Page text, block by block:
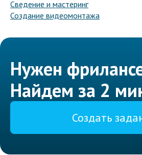
Сведение и мастеринг
Создание видеомонтажа
Нужен
Найдем за 2
Создать